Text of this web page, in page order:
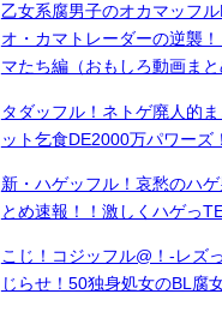
乙女系腐男子のオカマッフ
オ・カマトレーダーの逆襲
マたち編（おもしろ動画まと
タダッフル！ネトゲ廃人的
ット乞食DE2000万パワーズ！
新・ハゲッフル！哀愁のハ
とめ速報！！激しくハゲっ
こじ！コジッフル@！-レズ
じらせ！50独身処女のBL腐